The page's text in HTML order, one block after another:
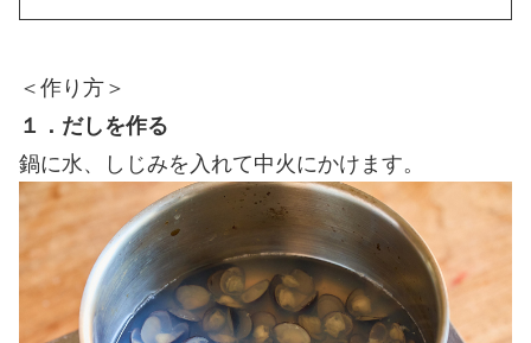
＜作り方＞
１．だしを作る
鍋に水、しじみを入れて中火にかけます。